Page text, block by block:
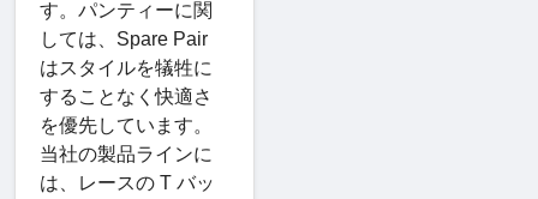
す。パンティーに関
しては、Spare Pair
はスタイルを犠牲に
することなく快適さ
を優先しています。
当社の製品ラインに
は、レースの T バッ